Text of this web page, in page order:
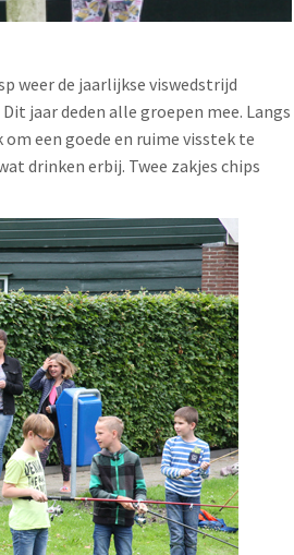
weer de jaarlijkse viswedstrijd
jaar deden alle groepen mee. Langs
een goede en ruime visstek te
drinken erbij. Twee zakjes chips